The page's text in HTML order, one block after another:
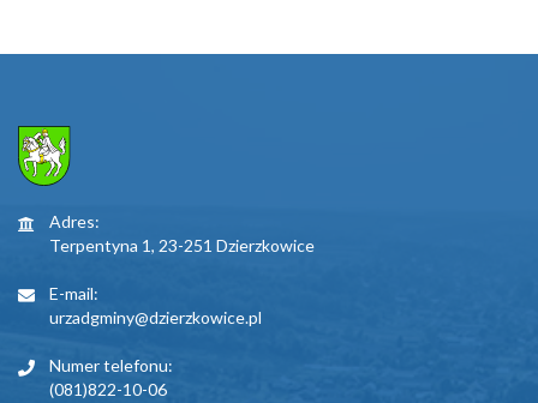
Adres:
Terpentyna 1, 23-251 Dzierzkowice
E-mail:
urzadgminy@dzierzkowice.pl
Numer telefonu:
(081)822-10-06